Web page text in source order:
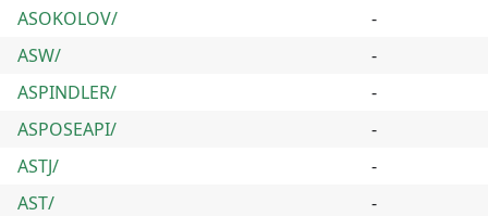
ASOKOLOV/
-
ASW/
-
ASPINDLER/
-
ASPOSEAPI/
-
ASTJ/
-
AST/
-